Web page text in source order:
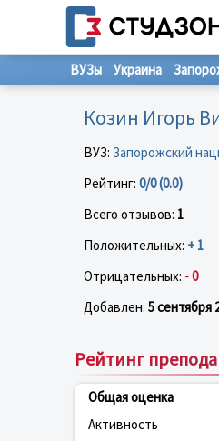
ВУЗы Украина
Козин Игорь
ВУЗ: Запорожский
Рейтинг: 0/0 (0.0)
Всего отзывов: 1
Положительных: + 1
Отрицательных: - 0
Добавлен: 5 сентября
Рейтинг
Общая оценка
Активность